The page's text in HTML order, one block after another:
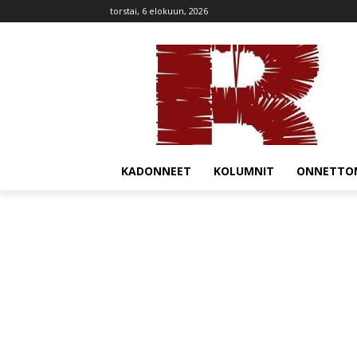
torstai, 6 elokuun, 2026
KADONNEET KOLUMNIT